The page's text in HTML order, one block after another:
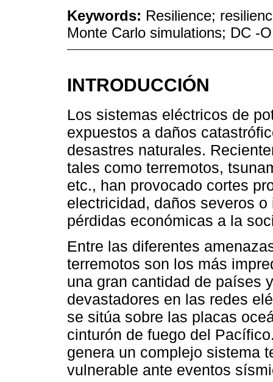
Keywords: Resilience;
Monte Carlo simulations; DC -
INTRODUCCIÓN
Los sistemas eléctricos de
expuestos a daños
desastres naturales.
tales como terremotos,
etc., han provocado cortes
electricidad, daños severos
pérdidas económicas a la
Entre las diferentes
terremotos son los más
una gran cantidad de países
devastadores en las redes
se sitúa sobre las placas
cinturón de fuego del
genera un complejo sistema
vulnerable ante eventos